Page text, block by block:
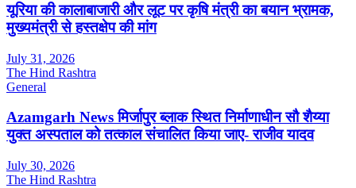
यूरिया की कालाबाजारी और लूट पर कृषि मंत्री का बयान भ्रामक,
मुख्यमंत्री से हस्तक्षेप की मांग
July 31, 2026
The Hind Rashtra
General
Azamgarh News मिर्जापुर ब्लाक स्थित निर्माणाधीन सौ शैय्या
युक्त अस्पताल को तत्काल संचालित किया जाए- राजीव यादव
July 30, 2026
The Hind Rashtra